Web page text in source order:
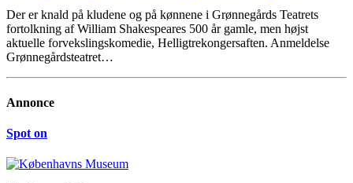
Der er knald på kludene og på kønnene i Grønnegårds Teatrets
fortolkning af William Shakespeares 500 år gamle, men højst
aktuelle forvekslingskomedie, Helligtrekongersaften. Anmeldelse
Grønnegårdsteatret…
Annonce
Spot on